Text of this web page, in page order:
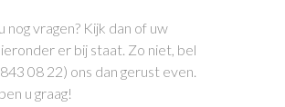
nog vragen? Kijk dan of uw
er bij staat. Zo niet, bel
08 22) ons dan gerust even.
u graag!